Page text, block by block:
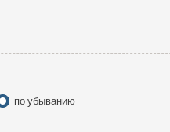
по убыванию